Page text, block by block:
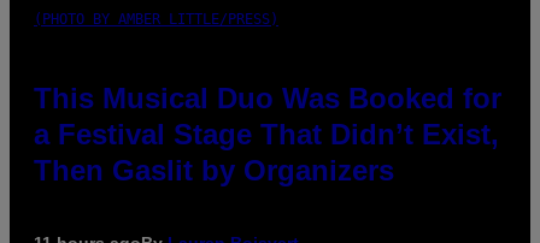
(PHOTO BY AMBER LITTLE/PRESS)
This Musical Duo Was Booked for
a Festival Stage That Didn’t Exist,
Then Gaslit by Organizers